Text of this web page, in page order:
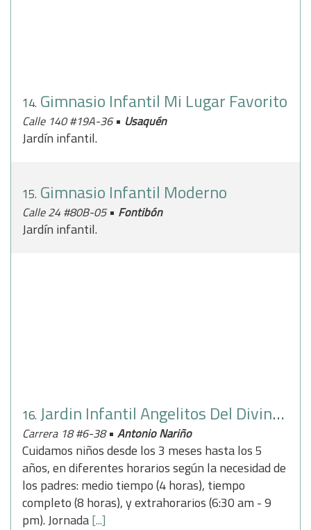
14. Gimnasio Infantil Mi Lugar Favorito
Calle 140 #19A-36• Usaquén
Jardín infantil.
15. Gimnasio Infantil Moderno
Calle 24 #80B-05• Fontibón
Jardín infantil.
16. Jardin Infantil Angelitos Del Divino Niño
Carrera 18 #6-38• Antonio Nariño
Cuidamos niños desde los 3 meses hasta los 5
años, en diferentes horarios según la necesidad de
los padres: medio tiempo (4 horas), tiempo
completo (8 horas), y extrahorarios (6:30 am - 9
pm). Jornada[...]